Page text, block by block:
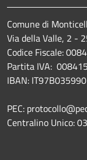
Comune di
Via della Valle, 2 -
Codice Fiscale:
Partita IVA:
IBAN:
PEC:
Centralino Unico: